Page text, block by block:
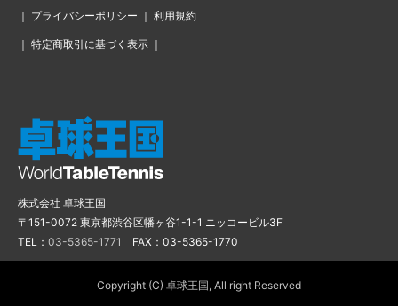
｜ プライバシーポリシー ｜ 利用規約
｜ 特定商取引に基づく表示 ｜
株式会社 卓球王国
〒151-0072 東京都渋谷区幡ヶ谷1-1-1 ニッコービル3F
TEL： 03-5365-1771 FAX：03-5365-1770
Copyright (C) 卓球王国, All right Reserved